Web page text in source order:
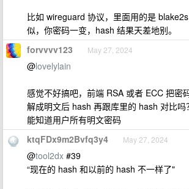
比如 wireguard 协议，里面用的是
似，你密码一变，hash 结果天差地别。
forvvvv123 May 27, 2024
@lovelylain
感觉不好搞吧，前端 RSA 或者 ECC 把密
解成明文后 hash 再跟库里的 hash 对比
能知道用户所有明文密码
ktqFDx9m2Bvfq3y4 May 27, 2024
@tool2dx #39
“现在的 hash 和以前的 hash 不一样了"